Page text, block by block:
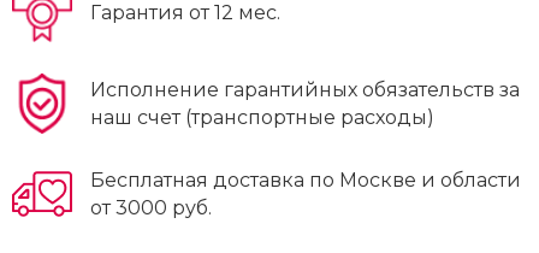
Гарантия от 12 мес.
Исполнение гарантийных обязательств за
наш счет (транспортные расходы)
Бесплатная доставка по Москве и области
от 3000 руб.